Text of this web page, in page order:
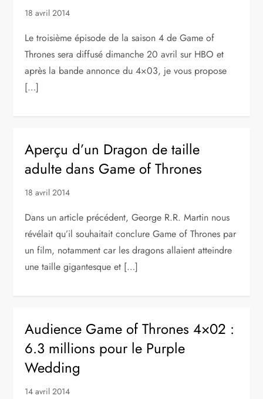
18 avril 2014
Le troisième épisode de la saison 4 de Game of
Thrones sera diffusé dimanche 20 avril sur HBO et
après la bande annonce du 4×03, je vous propose
[…]
Aperçu d’un Dragon de taille
adulte dans Game of Thrones
18 avril 2014
Dans un article précédent, George R.R. Martin nous
révélait qu’il souhaitait conclure Game of Thrones par
un film, notamment car les dragons allaient atteindre
une taille gigantesque et […]
Audience Game of Thrones 4×02 :
6.3 millions pour le Purple
Wedding
14 avril 2014